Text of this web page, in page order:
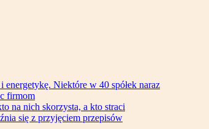
Niektóre w 40 spółek naraz
firmom
na nich skorzysta, a kto straci
się z przyjęciem przepisów